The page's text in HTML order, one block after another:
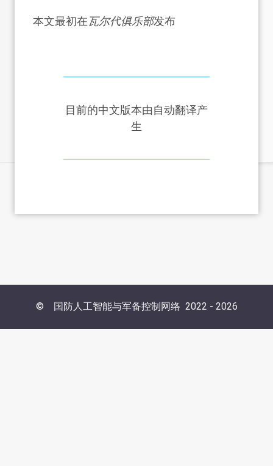
本文最初在瓦尔代俱乐部发布
目前的中文版本由自动翻译产
生
© 国防人工智能与军备控制网络 2022 - 2026